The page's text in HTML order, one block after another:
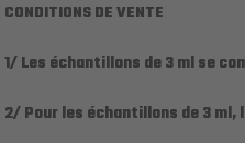
CONDITIONS DE VENTE
1/ Les échantillons de 3 ml se
2/ Pour les échantillons de 3 ml,